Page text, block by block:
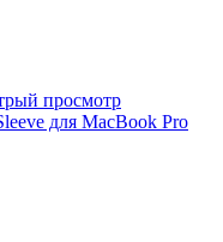
просмотр
для MacBook Pro